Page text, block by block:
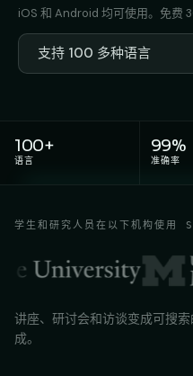
iOS 和 Android 均可使用。免费
支持 100 多种语言
100+
语言
99%
准确率
学生和研究人员在以下机构使用
讲座、研讨会和访谈变成可搜
成。